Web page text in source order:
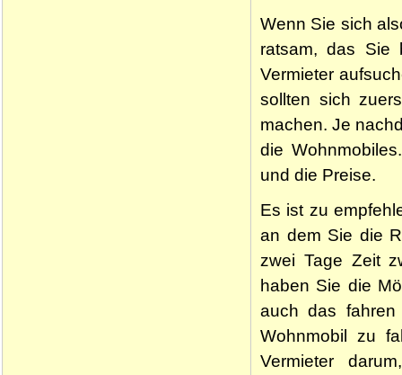
Wenn Sie sich
ratsam, das Sie
Vermieter
sollten sich
machen. Je
die
und die Preise.
Es ist zu
an dem Sie die
zwei Tage Zeit
haben Sie die
auch das
Wohnmobil zu
Vermieter